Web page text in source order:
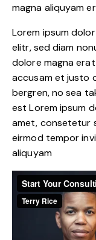
magna aliquyam
Lorem ipsum
elitr, sed diam
dolore magna
accusam et justo
bergren, no sea
est Lorem ipsum
amet, consetetur
eirmod tempor
aliquyam